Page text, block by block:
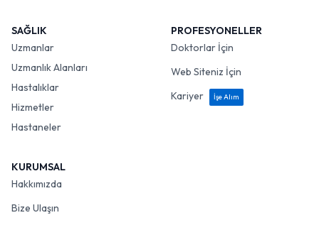
SAĞLIK
Uzmanlar
Uzmanlık Alanları
Hastalıklar
Hizmetler
Hastaneler
PROFESYONELLER
Doktorlar İçin
Web Siteniz İçin
Kariyer
İşe Alım
KURUMSAL
Hakkımızda
Bize Ulaşın